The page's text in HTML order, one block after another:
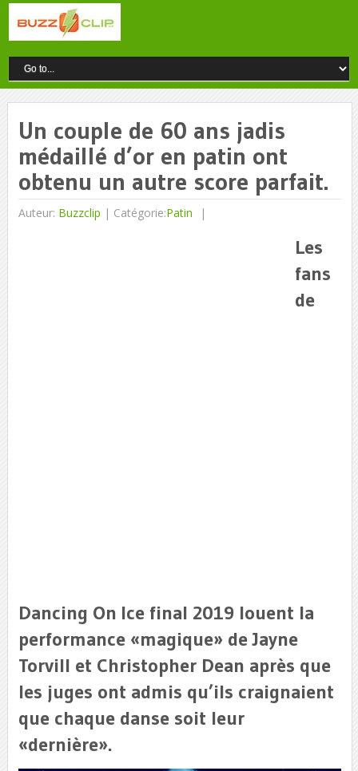
Un couple de 60 ans jadis
médaillé d’or en patin ont
obtenu un autre score parfait.
Auteur: Buzzclip | Catégorie:Patin
Les
fans
de
Dancing On Ice final 2019 louent la
performance «magique» de Jayne
Torvill et Christopher Dean après que
les juges ont admis qu’ils craignaient
que chaque danse soit leur
«dernière».